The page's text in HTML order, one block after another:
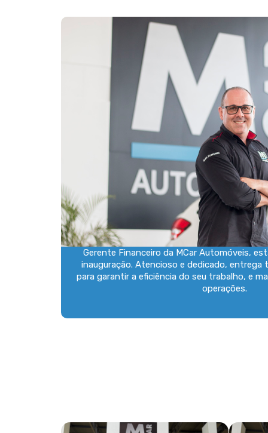
Gerente Financeiro da MCar Automóveis,
inauguração. Atencioso e dedicado, entrega
para garantir a eficiência do seu trabalho, e
operações.